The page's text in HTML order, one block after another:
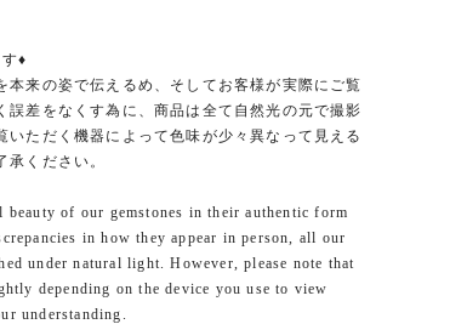
♦
本来の姿で伝えるめ、そしてお客様が実際にご覧
誤差をなくす為に、商品は全て自然光の元で撮影
いただく機器によって色味が少々異なって見える
ください。
beauty of our gemstones in their authentic form
in how they appear in person, all our
under natural light. However, please note that
depending on the device you use to view
understanding.